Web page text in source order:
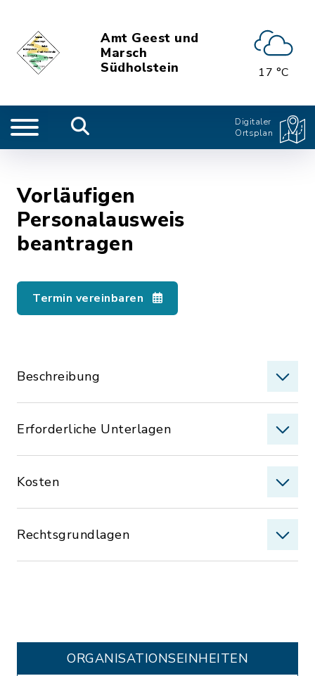
Amt Geest und
Marsch
Südholstein
17 °C
Digitaler
Ortsplan
Vorläufigen
Personalausweis
beantragen
Termin vereinbaren
Beschreibung
Erforderliche Unterlagen
Kosten
Rechtsgrundlagen
ORGANISATIONS­EINHEITEN